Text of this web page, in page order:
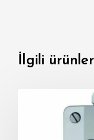
İlgili ürünler